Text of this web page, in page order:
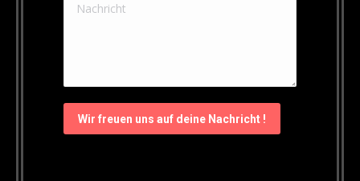
Nachricht
Wir freuen uns auf deine Nachricht !